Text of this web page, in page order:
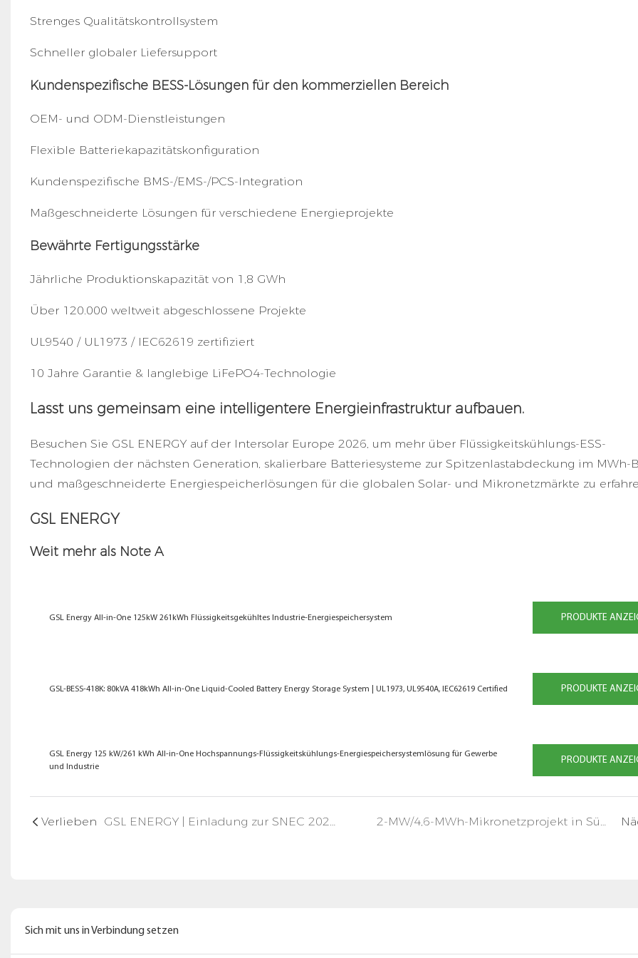
Strenges Qualitätskontrollsystem
Schneller globaler Liefersupport
Kundenspezifische BESS-Lösungen für den kommerziellen Bereich
OEM- und ODM-Dienstleistungen
Flexible Batteriekapazitätskonfiguration
Kundenspezifische BMS-/EMS-/PCS-Integration
Maßgeschneiderte Lösungen für verschiedene Energieprojekte
Bewährte Fertigungsstärke
Jährliche Produktionskapazität von 1,8 GWh
Über 120.000 weltweit abgeschlossene Projekte
UL9540 / UL1973 / IEC62619 zertifiziert
10 Jahre Garantie & langlebige LiFePO4-Technologie
Lasst uns gemeinsam eine intelligentere Energieinfrastruktur aufbauen.
Besuchen Sie GSL ENERGY auf der Intersolar Europe 2026, um mehr über Flüssigkeitskühlungs-ESS-
Technologien der nächsten Generation, skalierbare Batteriesysteme zur Spitzenlastabdeckung im MWh-
und maßgeschneiderte Energiespeicherlösungen für die globalen Solar- und Mikronetzmärkte zu
GSL ENERGY
Weit mehr als Note A
GSL Energy All-in-One 125kW 261kWh Flüssigkeitsgekühltes Industrie-Energiespeichersystem PRODUKTE
GSL-BESS-418K: 80kVA 418kWh All-in-One Liquid-Cooled Battery Energy Storage System | UL1973, UL9540A, IEC62619 Certified PRODUKTE
GSL Energy 125 kW/261 kWh All-in-One Hochspannungs-Flüssigkeitskühlungs-Energiespeichersystemlösung für Gewerbe
und Industrie
PRODUKTE
Verlieben
Sich mit uns in Verbindung setzen